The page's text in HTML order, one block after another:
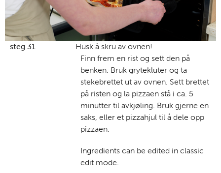
steg 31
Finn frem en rist og sett den på
benken. Bruk grytekluter og ta
stekebrettet ut av ovnen. Sett brettet
på risten og la pizzaen stå i ca. 5
minutter til avkjøling. Bruk gjerne en
saks, eller et pizzahjul til å dele opp
pizzaen.
Ingredients can be edited in classic
edit mode.
Husk å skru av ovnen!